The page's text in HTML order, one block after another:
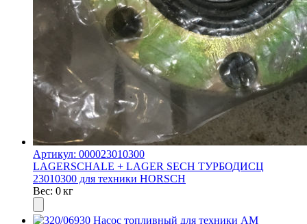
Артикул: 000023010300
LAGERSCHALE + LAGER SECH ТУРБОДИСЦ
23010300 для техники HORSCH
Вес: 0 кг